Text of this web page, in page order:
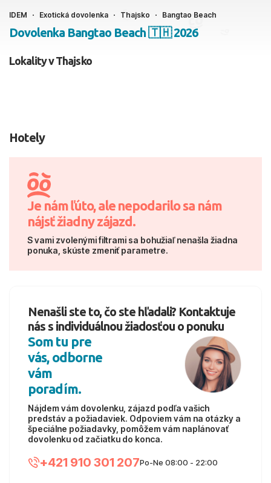
Ako cestujete?
2 dospelí, 0 deti
IDEM Exotická dovolenka Thajsko Bangtao Beach
Dovolenka Bangtao Beach 🇹🇭 2026
Lokality v Thajsko
Hotely
Je nám ľúto, ale nepodarilo sa nám
nájsť žiadny zájazd.
S vami zvolenými filtrami sa bohužiaľ nenašla žiadna
ponuka, skúste zmeniť parametre.
Nenašli ste to, čo ste hľadali? Kontaktuje
nás s individuálnou žiadosťou o ponuku
Som tu pre
vás, odborne
vám
poradím.
Nájdem vám dovolenku, zájazd podľa vašich
predstáv a požiadaviek. Odpoviem vám na otázky a
špeciálne požiadavky, pomôžem vám naplánovať
dovolenku od začiatku do konca.
+421 910 301 207Po-Ne 08:00 - 22:00